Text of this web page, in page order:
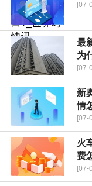
[07-
最
为
[07-
新
情
[07-
火
费
[07-